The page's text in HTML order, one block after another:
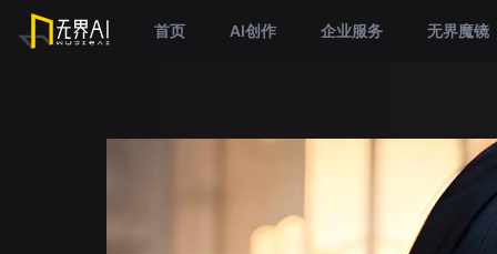
首页 AI创作 企业服务 无界魔镜